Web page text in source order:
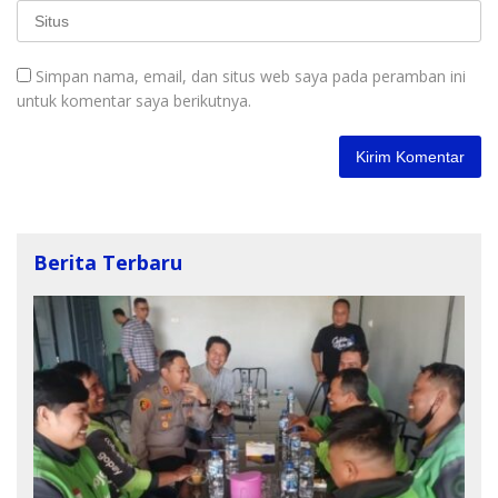
Simpan nama, email, dan situs web saya pada peramban ini
untuk komentar saya berikutnya.
Berita Terbaru